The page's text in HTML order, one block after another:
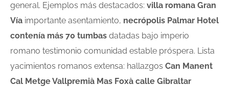
general. Ejemplos más destacados: villa romana Gran
Vía importante asentamiento, necrópolis Palmar Hotel
contenía más 70 tumbas datadas bajo imperio
romano testimonio comunidad estable próspera. Lista
yacimientos romanos extensa: hallazgos Can Manent
Cal Metge Vallpremià Mas Foxà calle Gibraltar